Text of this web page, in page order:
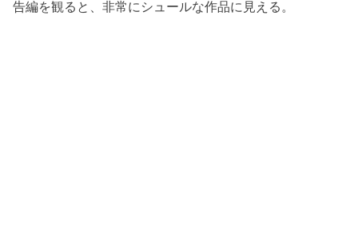
告編を観ると、非常にシュールな作品に見える。